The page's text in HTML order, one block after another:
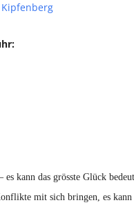
kann das grösste Glück
mit sich bringen, es kann